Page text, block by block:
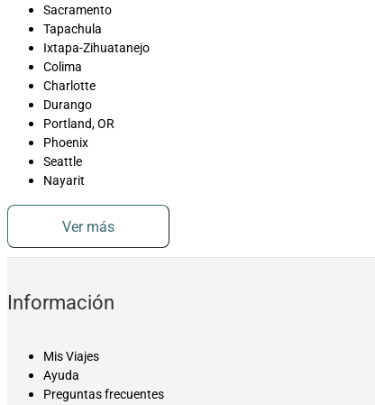
Sacramento
Tapachula
Ixtapa-Zihuatanejo
Colima
Charlotte
Durango
Portland, OR
Phoenix
Seattle
Nayarit
Ver más
Información
Mis Viajes
Ayuda
Preguntas frecuentes